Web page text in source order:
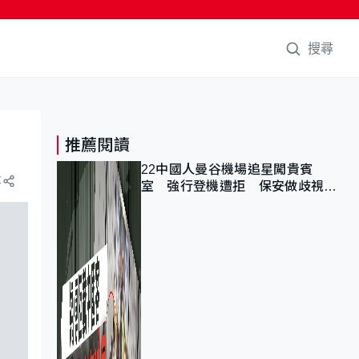
搜尋
推薦閱讀
22中國人曼谷機場追星闖貴賓
室 強行登機遭拒 保安做歧視手